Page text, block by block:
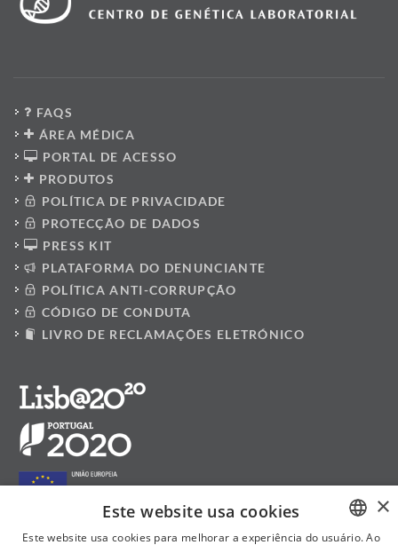
FAQS
ÁREA MÉDICA
PORTAL DE ACESSO
PRODUTOS
POLÍTICA DE PRIVACIDADE
PROTECÇÃO DE DADOS
PRESS KIT
PLATAFORMA DO DENUNCIANTE
POLÍTICA ANTI-CORRUPÇÃO
CÓDIGO DE CONDUTA
LIVRO DE RECLAMAÇÕES ELETRÓNICO
×
Este website usa cookies
Este website usa cookies para melhorar a experiência do usuário. Ao